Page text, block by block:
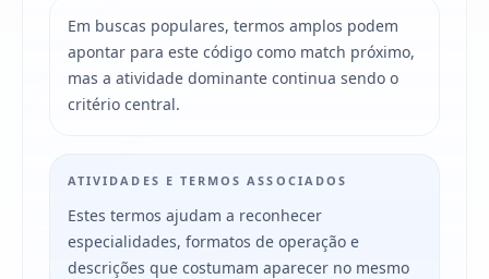
Em buscas populares, termos amplos podem
apontar para este código como match próximo,
mas a atividade dominante continua sendo o
critério central.
ATIVIDADES E TERMOS ASSOCIADOS
Estes termos ajudam a reconhecer
especialidades, formatos de operação e
descrições que costumam aparecer no mesmo